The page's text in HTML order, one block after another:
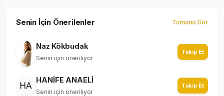
Senin İçin Önerilenler Tümünü Gör
Naz Kökbudak
Senin için öneriliyor
Takip Et
HANİFE ANAELİ
Senin için öneriliyor
Takip Et